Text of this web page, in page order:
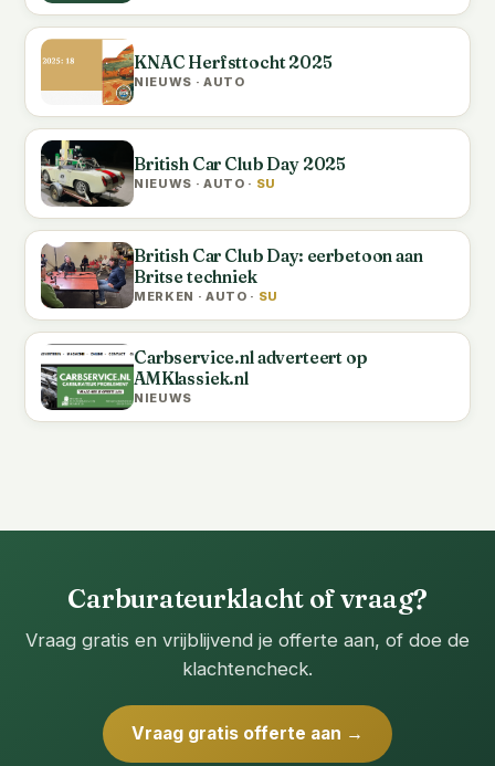
KNAC Herfsttocht 2025
NIEUWS · AUTO
British Car Club Day 2025
NIEUWS · AUTO · SU
British Car Club Day: eerbetoon aan
Britse techniek
MERKEN · AUTO · SU
Carbservice.nl adverteert op
AMKlassiek.nl
NIEUWS
Carburateurklacht of vraag?
Vraag gratis en vrijblijvend je offerte aan, of doe de
klachtencheck.
Vraag gratis offerte aan →